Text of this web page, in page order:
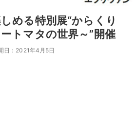
める特別展“からくり
トマタの世界～”開催
日：2021年4月5日